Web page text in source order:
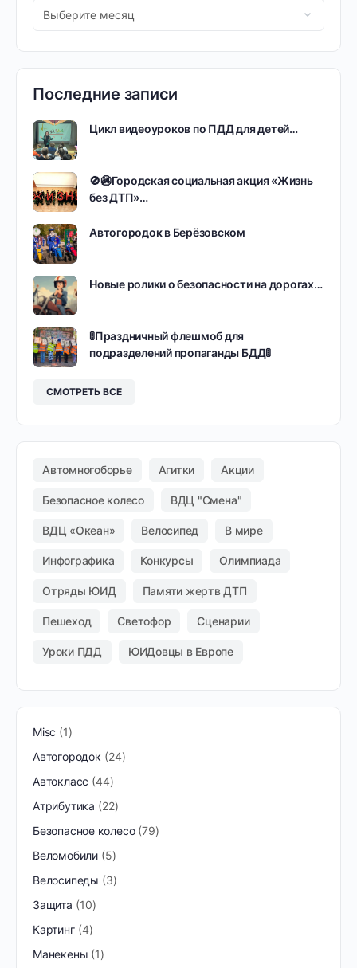
Последние записи
Цикл видеоуроков по ПДД для детей…
🚫🚳Городская социальная акция «Жизнь
без ДТП»…
Автогородок в Берёзовском
Новые ролики о безопасности на дорогах…
🚦Праздничный флешмоб для
подразделений пропаганды БДД🚦
СМОТРЕТЬ ВСЕ
Автомногоборье Агитки Акции
Безопасное колесо ВДЦ "Смена"
ВДЦ «Океан» Велосипед В мире
Инфографика Конкурсы Олимпиада
Отряды ЮИД Памяти жертв ДТП
Пешеход Светофор Сценарии
Уроки ПДД ЮИДовцы в Европе
Misc
1
Автогородок
24
Автокласс 44
Атрибутика
22
Безопасное колесо 79
Веломобили 5
Велосипеды
3
Защита
10
Картинг 4
Манекены 1